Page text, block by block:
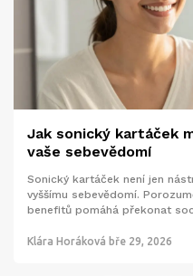
Jak sonický kartáček
vaše sebevědomí
Sonický kartáček není jen
vyššímu sebevědomí.
benefitů pomáhá překonat
Klára Horáková bře 29, 2026